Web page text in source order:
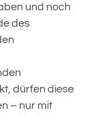
und noch
des
dürfen diese
– nur mit